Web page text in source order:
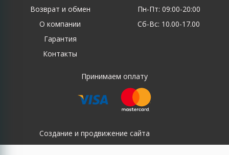
Возврат и обмен
О компании
Гарантия
Контакты
Пн-Пт: 09:00-20:00
Сб-Вс: 10.00-17.00
Принимаем оплату
Создание и продвижение сайта